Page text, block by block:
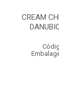
CREAM